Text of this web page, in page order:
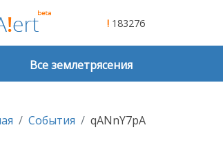
! 183276
Все землетрясения
События qANnY7pA